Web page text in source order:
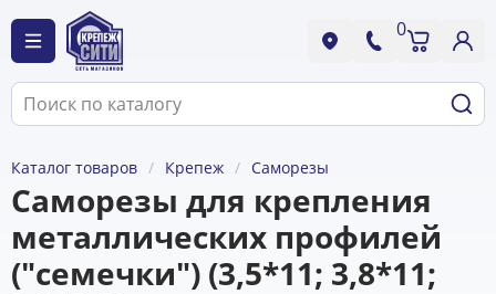
0
Каталог товаров Крепеж Саморезы
Саморезы для крепления
металлических профилей
("семечки") (3,5*11; 3,8*11;